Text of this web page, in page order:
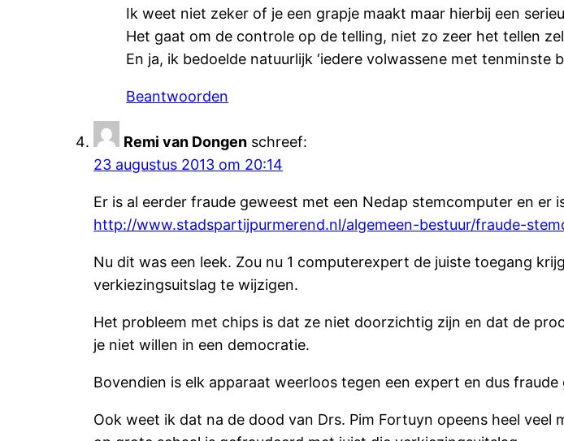
Ik weet niet zeker of je een grapje maakt maar hierbij een
Het gaat om de controle op de telling, niet zo zeer het tellen
En ja, ik bedoelde natuurlijk ‘iedere volwassene met tenminste
Beantwoorden
Remi van Dongen schreef:
23 augustus 2013 om 20:14
Er is al eerder fraude geweest met een Nedap stemcomputer en er
http://www.stadspartijpurmerend.nl/algemeen-bestuur/fraude-
Nu dit was een leek. Zou nu 1 computerexpert de juiste toegang
verkiezingsuitslag te wijzigen.
Het probleem met chips is dat ze niet doorzichtig zijn en dat de
je niet willen in een democratie.
Bovendien is elk apparaat weerloos tegen een expert en dus
Ook weet ik dat na de dood van Drs. Pim Fortuyn opeens heel